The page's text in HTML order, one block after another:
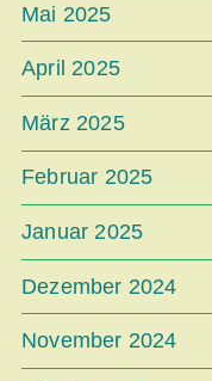
Mai 2025
April 2025
März 2025
Februar 2025
Januar 2025
Dezember 2024
November 2024